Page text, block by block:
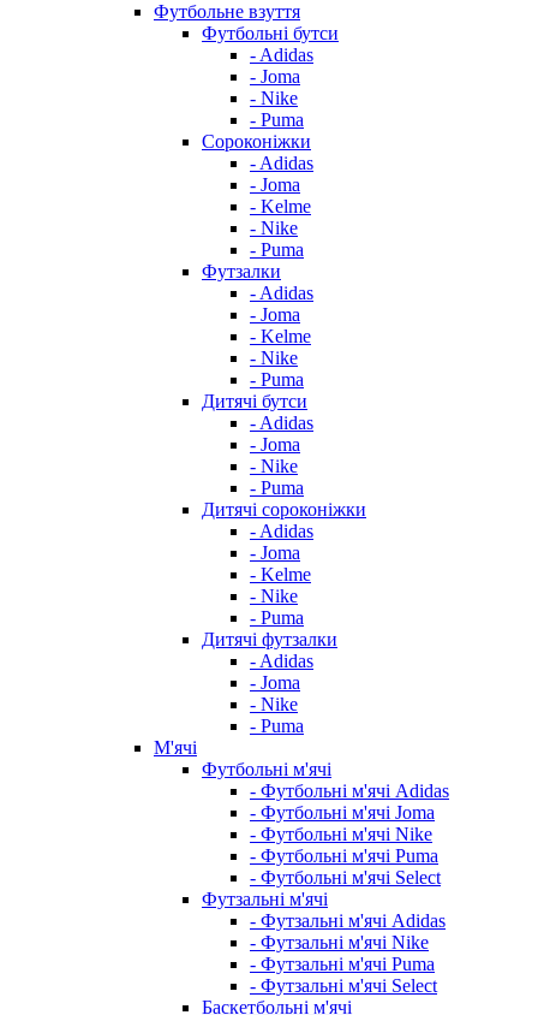
Футбольне взуття
Футбольні бутси
- Adidas
- Joma
- Nike
- Puma
Сороконіжки
- Adidas
- Joma
- Kelme
- Nike
- Puma
Футзалки
- Adidas
- Joma
- Kelme
- Nike
- Puma
Дитячі бутси
- Adidas
- Joma
- Nike
- Puma
Дитячі сороконіжки
- Adidas
- Joma
- Kelme
- Nike
- Puma
Дитячі футзалки
- Adidas
- Joma
- Nike
- Puma
М'ячі
Футбольні м'ячі
- Футбольні м'ячі Adidas
- Футбольні м'ячі Joma
- Футбольні м'ячі Nike
- Футбольні м'ячі Puma
- Футбольні м'ячі Select
Футзальні м'ячі
- Футзальні м'ячі Adidas
- Футзальні м'ячі Nike
- Футзальні м'ячі Puma
- Футзальні м'ячі Select
Баскетбольні м'ячі